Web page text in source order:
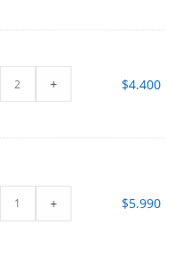
+ $4.400
+ $5.990